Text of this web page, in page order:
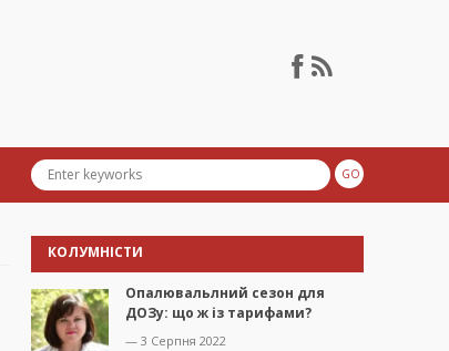
КОЛУМНІСТИ
Опалювальлний сезон для
ДОЗу: що ж із тарифами?
— 3 Серпня 2022